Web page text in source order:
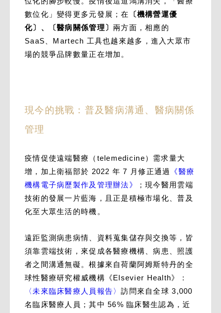
數位化」變得更多元發展；在
〔機構營運優
化〕、〔醫病關係管理〕 兩方面，相應的
SaaS、Martech 工具也越來越多，進入大眾市
場的競爭品牌數量正在增加。
現今的挑戰：普及醫病溝通、醫病關係
管理
疫情促使遠端醫療（telemedicine）需求量大
增，加上衛福部於 2022 年 7 月修正通過
《醫療
機構電子病歷製作及管理辦法》
；現今醫用雲端
技術的發展一片藍海，且正是積極市場化、普及
化至大眾生活的時機。
遠距監測病患病情、資料蒐集儲存與交換等，皆
須靠雲端技術，來促成各醫療機構、病患、照護
者之間溝通無礙。根據來自荷蘭阿姆斯特丹的全
球性醫療研究權威機構《Elsevier Health》：
〈未來臨床醫療人員報告〉訪問來自全球 3,000
名臨床醫療人員；其中 56% 臨床醫生認為，近